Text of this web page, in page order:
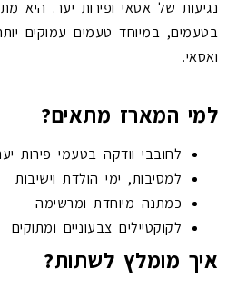
נגיעות של אסאי ופירות יער. היא
בטעמים, במיוחד טעמים עמוקים
ואסאי.
למי המארז מתאים?
לחובבי וודקה בטעמי פירות
למסיבות, ימי הולדת וישיבות
כמתנה מיוחדת ומרשימה
לקוקטיילים צבעוניים ומתוקים
איך מומלץ לשתות?